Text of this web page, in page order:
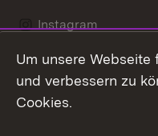
Instagram
Social Wall
Um unsere
und verbessern zu
Cookies.